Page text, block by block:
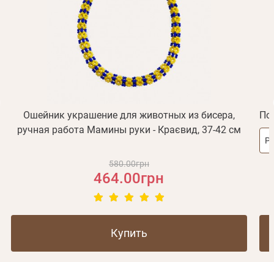
Ошейник украшение для животных из бисера,
ручная работа Мамины руки - Краєвид, 37-42 см
580.00грн
464.00грн
Купить
Отправить
или с помощью
Получать уведомления о новинках,скидках, акциях
Отправить
Вспомнили пароль?
Не пришло письмо?
Повторить отправку
ваша учетная запись не подтверждена